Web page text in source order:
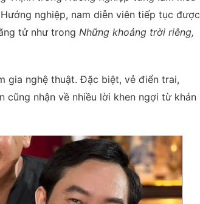
nghiệp, nam diễn viên tiếp tục được
tử như trong Những khoảng trời riêng,
gia nghệ thuật. Đặc biệt, vẻ điển trai,
cũng nhận về nhiều lời khen ngợi từ khán